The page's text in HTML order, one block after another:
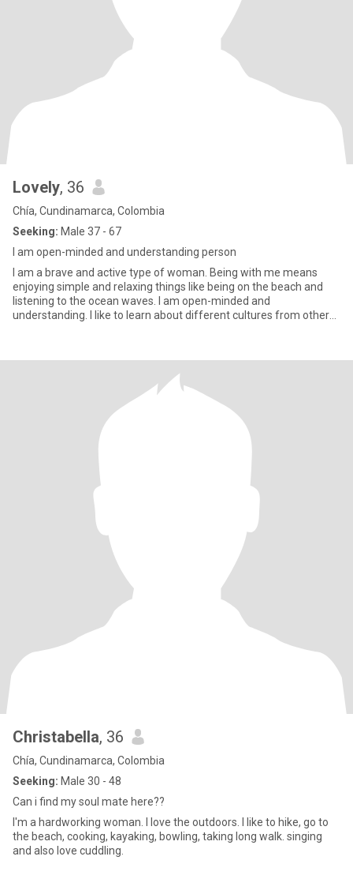
Lovely, 36
Chía, Cundinamarca, Colombia
Seeking: Male 37 - 67
I am open-minded and understanding person
I am a brave and active type of woman. Being with me means
enjoying simple and relaxing things like being on the beach and
listening to the ocean waves. I am open-minded and
understanding. I like to learn about different cultures from other
Christabella, 36
Chía, Cundinamarca, Colombia
Seeking: Male 30 - 48
Can i find my soul mate here??
I'm a hardworking woman. I love the outdoors. I like to hike, go to
the beach, cooking, kayaking, bowling, taking long walk. singing
and also love cuddling.